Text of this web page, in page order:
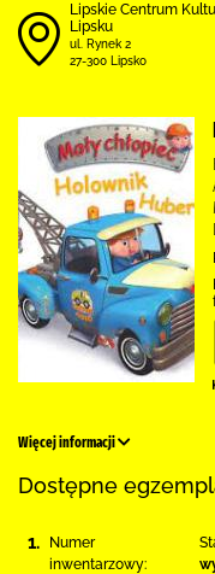
Lipskie Centrum
Lipsku
ul. Rynek 2
27-300 Lipsko
Więcej informacji
Dostępne
1.
Numer
inwentarzowy: